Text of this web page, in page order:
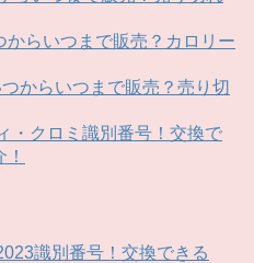
らいつまで販売？カロリー
からいつまで販売？売り切
・クロミ識別番号！交換で
識別番号！交換できる